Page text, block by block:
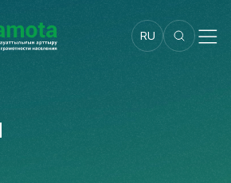
RU